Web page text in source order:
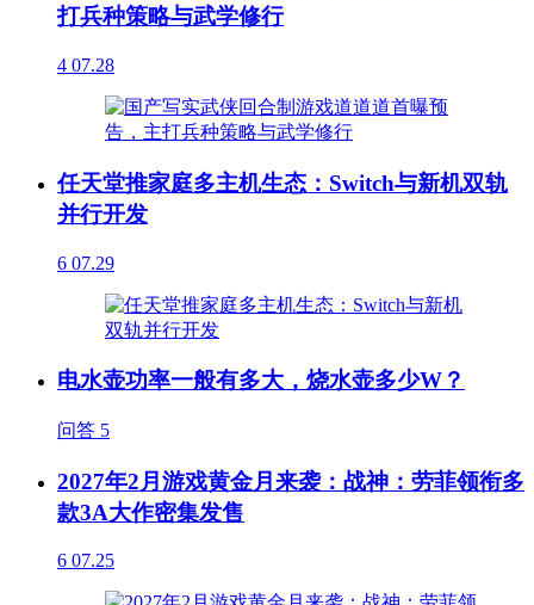
打兵种策略与武学修行
4 07.28
任天堂推家庭多主机生态：Switch与新机双轨
并行开发
6 07.29
电水壶功率一般有多大，烧水壶多少W？
问答 5
2027年2月游戏黄金月来袭：战神：劳菲领衔多
款3A大作密集发售
6 07.25